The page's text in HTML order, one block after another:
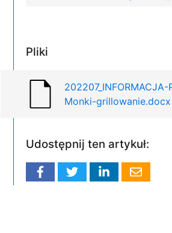
Pliki
202207_INFORMACJA-
Monki-grillowanie.docx
Udostępnij ten artykuł: